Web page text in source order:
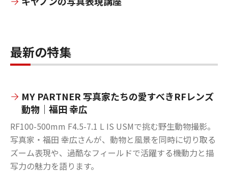
最新の特集
MY PARTNER 写真家たちの愛すべきRFレンズ
動物｜福田 幸広
RF100-500mm F4.5-7.1 L IS USMで挑む野生動物撮影。
写真家・福田 幸広さんが、動物と風景を同時に切り取る
ズーム表現や、過酷なフィールドで活躍する機動力と描
写力の魅力を語ります。